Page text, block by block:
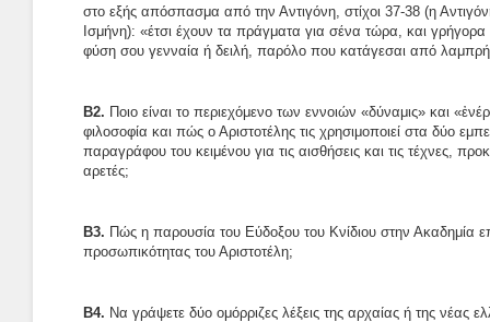
στο εξής απόσπασμα από την Αντιγόνη, στίχοι 37-38 (η
Ισμήνη): «έτσι έχουν τα πράγματα για σένα τώρα, και γρήγορα
φύση σου γενναία ή δειλή, παρόλο που κατάγεσαι από λαμπρή
Β2. Ποιο είναι το περιεχόμενο των εννοιών «δύναμις» και
φιλοσοφία και πώς ο Αριστοτέλης τις χρησιμοποιεί στα δύο
παραγράφου του κειμένου για τις αισθήσεις και τις τέχνες,
αρετές;
Β3. Πώς η παρουσία του Εύδοξου του Κνίδιου στην Ακαδημία
προσωπικότητας του Αριστοτέλη;
Β4. Να γράψετε δύο ομόρριζες λέξεις της αρχαίας ή της νέας